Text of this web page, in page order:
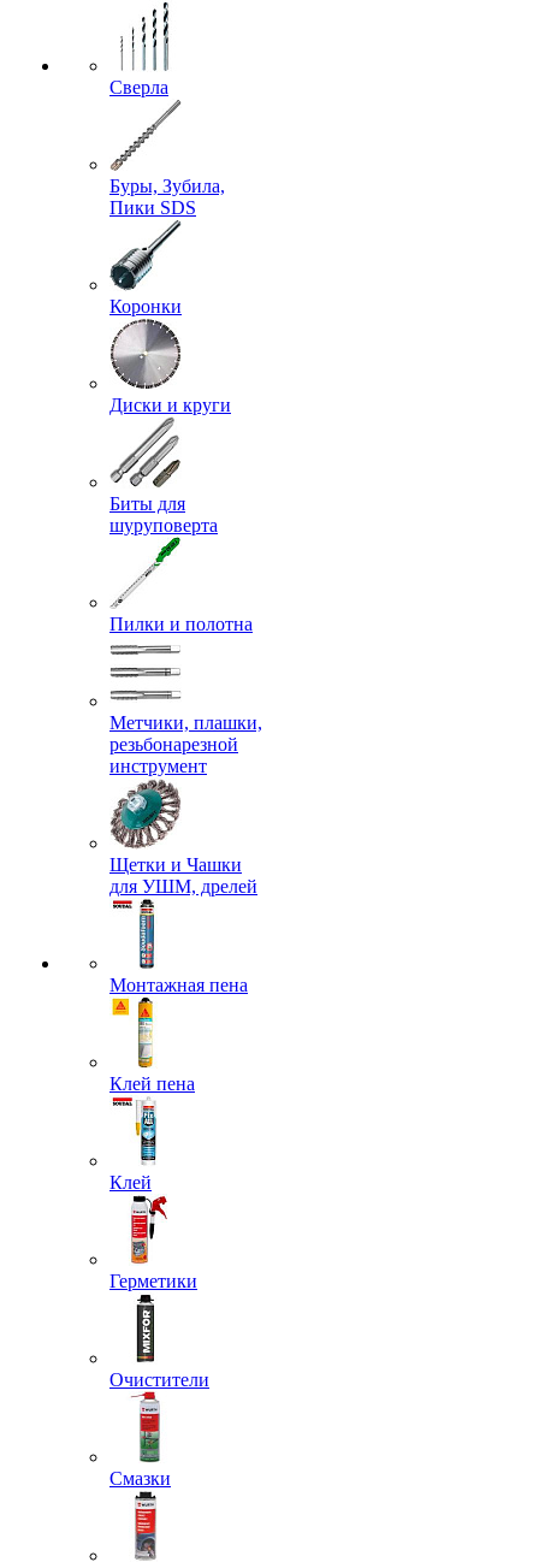
Сверла
Буры, Зубила,
Пики SDS
Коронки
Диски и круги
Биты для
шуруповерта
Пилки и полотна
Метчики, плашки,
резьбонарезной
инструмент
Щетки и Чашки
для УШМ, дрелей
Монтажная пена
Клей пена
Клей
Герметики
Очистители
Смазки